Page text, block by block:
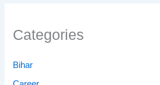
Categories
Bihar